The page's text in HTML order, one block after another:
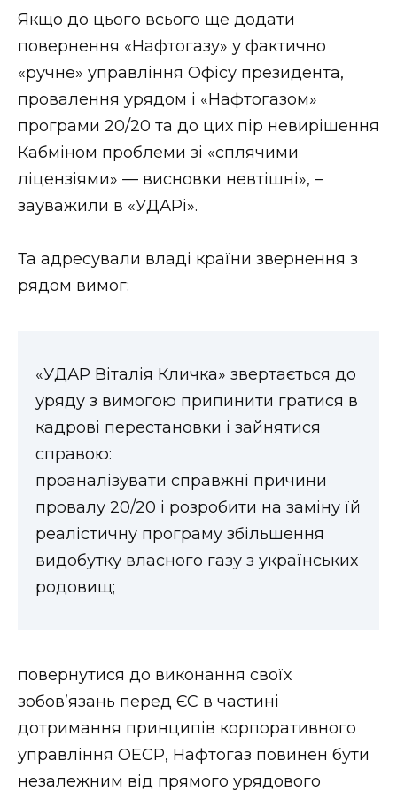
Якщо до цього всього ще додати
повернення «Нафтогазу» у фактично
«ручне» управління Офісу президента,
провалення урядом і «Нафтогазом»
програми 20/20 та до цих пір невирішення
Кабміном проблеми зі «сплячими
ліцензіями» — висновки невтішні», –
зауважили в «УДАРі».
Та адресували владі країни звернення з
рядом вимог:
«УДАР Віталія Кличка» звертається до
уряду з вимогою припинити гратися в
кадрові перестановки і зайнятися
справою:
проаналізувати справжні причини
провалу 20/20 і розробити на заміну їй
реалістичну програму збільшення
видобутку власного газу з українських
родовищ;
повернутися до виконання своїх
зобов’язань перед ЄС в частині
дотримання принципів корпоративного
управління ОЕСР, Нафтогаз повинен бути
незалежним від прямого урядового